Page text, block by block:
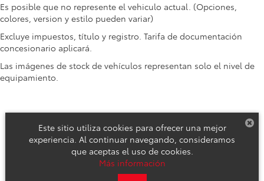
Es posible que no represente el vehiculo actual. (Opciones,
colores, version y estilo pueden variar)
Excluye impuestos, título y registro. Tarifa de documentación
concesionario aplicará.
Las imágenes de stock de vehículos representan solo el nivel de
equipamiento.
Derechos de autor © 2026 por DealerOn Mapa del sitio
Este sitio utiliza cookies para ofrecer una mejor
experiencia. Al continuar navegando, consideramos
que aceptas el uso de cookies.
Más información